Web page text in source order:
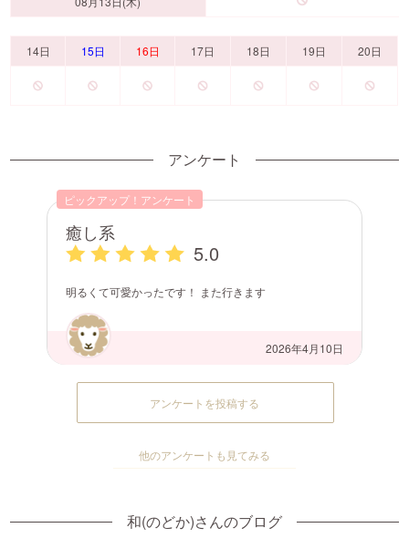
14日 15日 16日 17日 18日 19日 20日
アンケート
ピックアップ！アンケート
癒し系
5.0
明るくて可愛かったです！ また行きます
2026年4月10日
アンケートを投稿する
他のアンケートも見てみる
和(のどか)さんのブログ